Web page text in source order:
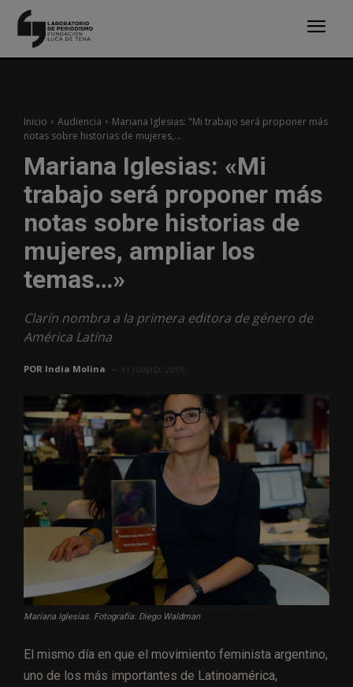
Inicio Audiencia
Mariana Iglesias: "Mi trabajo será proponer más
notas sobre historias de mujeres,...
Mariana Iglesias: «Mi
trabajo será proponer más
notas sobre historias de
mujeres, ampliar los
temas…»
Clarín nombra a la primera editora de género de
América Latina
POR India Molina
Mariana Iglesias. Fotografía: Diego Waldman
El mismo día en que el movimiento feminista argentino,
uno de los más importantes de Latinoamérica,